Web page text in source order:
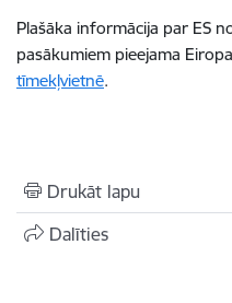
Plašāka informācija par ES
pasākumiem pieejama
tīmekļvietnē.
Drukāt lapu
Dalīties